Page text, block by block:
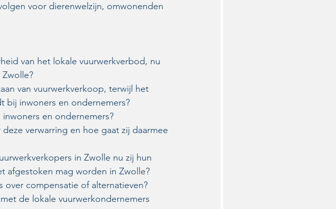
voor dierenwelzijn, omwonenden
van het lokale vuurwerkverbod, nu
van vuurwerkverkoop, terwijl het
bij inwoners en ondernemers?
en ondernemers?
verwarring en hoe gaat zij daarmee
in Zwolle nu zij hun
afgestoken mag worden in Zwolle?
compensatie of alternatieven?
de lokale vuurwerkondernemers